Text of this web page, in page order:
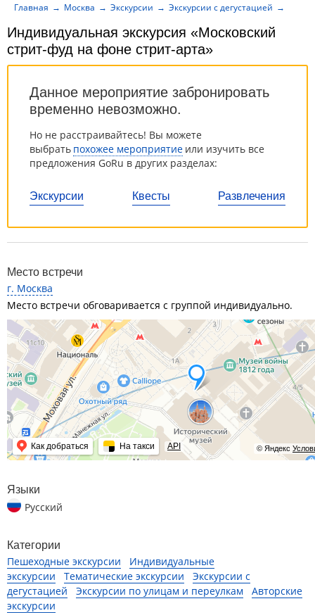
Данное мероприятие забронировать
временно невозможно.
Но не расстраивайтесь! Вы можете
выбрать похожее мероприятие или изучить все
предложения GoRu в других разделах:
Экскурсии Квесты Развлечения
Индивидуальная экскурсия «Московский
стрит-фуд на фоне стрит-арта»
Главная Москва Экскурсии Экскурсии с дегустацией
Место встречи
г. Москва
Место встречи обговаривается с группой индивидуально.
© Яндекс
Как добраться На такси API
Языки
Русский
Категории
Пешеходные экскурсии
Индивидуальные
экскурсии
Тематические экскурсии
Экскурсии с
дегустацией
Экскурсии по улицам и переулкам
Авторские
экскурсии